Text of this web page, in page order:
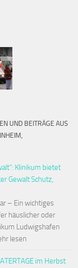
UND BEITRÄGE AUS
Klinikum bietet
Gewalt Schutz,
– Ein wichtiges
häuslicher oder
Ludwigshafen
lesen
im Herbst